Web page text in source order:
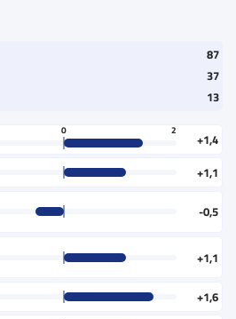
87
37
13
0 2
+1,4
+1,1
-0,5
+1,1
+1,6